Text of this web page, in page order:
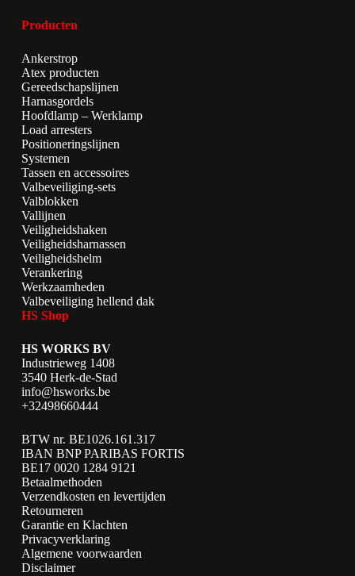
Producten
Ankerstrop
Atex producten
Gereedschapslijnen
Harnasgordels
Hoofdlamp – Werklamp
Load arresters
Positioneringslijnen
Systemen
Tassen en accessoires
Valbeveiliging-sets
Valblokken
Vallijnen
Veiligheidshaken
Veiligheidsharnassen
Veiligheidshelm
Verankering
Werkzaamheden
Valbeveiliging hellend dak
HS Shop
HS WORKS BV
Industrieweg 1408
3540 Herk-de-Stad
info@hsworks.be
+32498660444
BTW nr. BE1026.161.317
IBAN BNP PARIBAS FORTIS
BE17 0020 1284 9121
Betaalmethoden
Verzendkosten en levertijden
Retourneren
Garantie en Klachten
Privacyverklaring
Algemene voorwaarden
Disclaimer